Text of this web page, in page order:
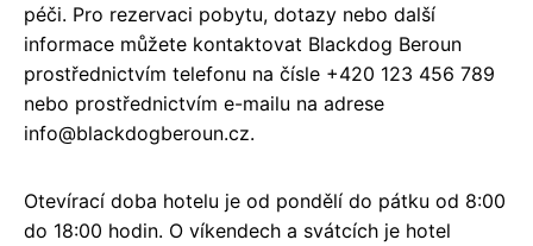
péči. Pro rezervaci pobytu, dotazy nebo další
informace můžete kontaktovat Blackdog Beroun
prostřednictvím telefonu na čísle +420 123 456 789
nebo prostřednictvím e-mailu na adrese
info@blackdogberoun.cz.
Otevírací doba hotelu je od pondělí do pátku od 8:00
do 18:00 hodin. O víkendech a svátcích je hotel